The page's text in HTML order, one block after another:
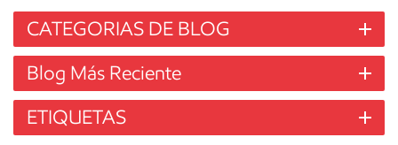
CATEGORIAS DE BLOG
Blog Más Reciente
ETIQUETAS